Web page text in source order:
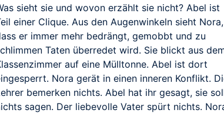
sieht sie und wovon erzählt sie nicht? Abel ist
einer Clique. Aus den Augenwinkeln sieht Nora,
er immer mehr bedrängt, gemobbt und zu
Taten überredet wird. Sie blickt aus
auf eine Mülltonne. Abel ist dort
Nora gerät in einen inneren Konflikt.
bemerken nichts. Abel hat ihr gesagt, sie
sagen. Der liebevolle Vater spürt nichts.